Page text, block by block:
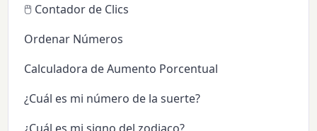
🖱️ Contador de Clics
Ordenar Números
Calculadora de Aumento Porcentual
¿Cuál es mi número de la suerte?